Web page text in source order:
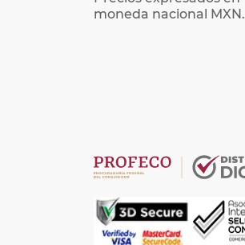
moneda nacional MXN.